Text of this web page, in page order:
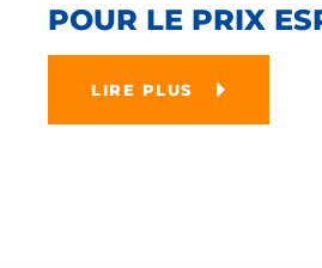
POUR LE PRIX
LIRE PLUS